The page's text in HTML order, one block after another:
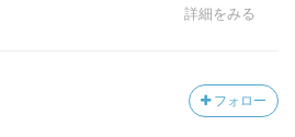
向け、強く美しく、男よりも男前
ング会社のパートナーとして、フ
に携わりながら、自分らしく、自
詳細をみる
フォロー